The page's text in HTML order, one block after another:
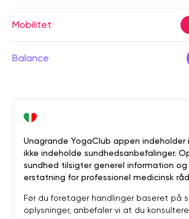
Mobilitet
Balance
Unagrande YogaClub appen indeholder
ikke indeholde sundhedsanbefalinger.
sundhed tilsigter generel information og
erstatning for professionel medicinsk
Før du foretager handlinger baseret på
oplysninger, anbefaler vi at du